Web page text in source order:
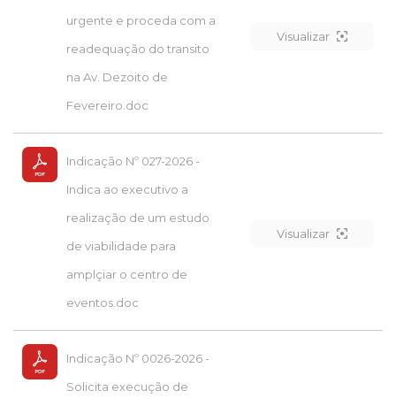
urgente e proceda com a
readequação do transito
na Av. Dezoito de
Fevereiro.doc
Visualizar
Indicação Nº 027-2026 -
Indica ao executivo a
realização de um estudo
de viabilidade para
amplçiar o centro de
eventos.doc
Visualizar
Indicação Nº 0026-2026 -
Solicita execução de